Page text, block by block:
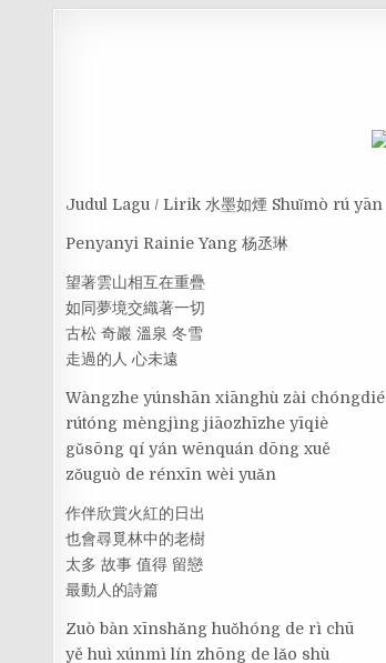
Judul Lagu / Lirik 水墨如煙 Shuǐmò rú yān
Penyanyi Rainie Yang 杨丞琳
望著雲山相互在重疊
如同夢境交織著一切
古松 奇巖 溫泉 冬雪
走過的人 心未遠
Wàngzhe yúnshān xiānghù zài chóngdié
rútóng mèngjìng jiāozhīzhe yīqiè
gǔsōng qí yán wēnquán dōng xuě
zǒuguò de rénxīn wèi yuǎn
作伴欣賞火紅的日出
也會尋覓林中的老樹
太多 故事 值得 留戀
最動人的詩篇
Zuò bàn xīnshǎng huǒhóng de rì chū
yě huì xúnmì lín zhōng de lǎo shù